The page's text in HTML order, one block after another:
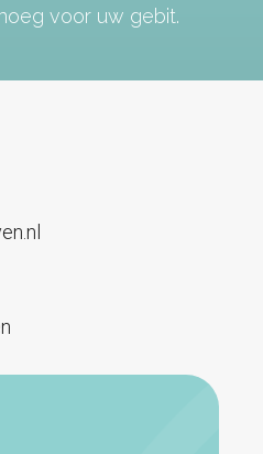
voor uw gebit.